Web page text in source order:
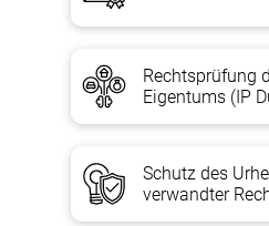
Das Ukrpatent führt eine
als Marke deklarierten
Ist die Prüfung positiv,
Individuell bestimmt.
Rechtsprüfung
Eigentums (IP
Schutz des
verwandter